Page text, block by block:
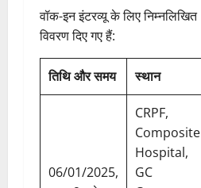
वॉक-इन इंटरव्यू के लिए निम्नलिखित
विवरण दिए गए हैं:
तिथि और समय स्थान
06/01/2025,
CRPF,
Composite
Hospital,
GC